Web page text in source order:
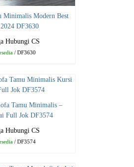
Minimalis Modern Best
DF3630
Hubungi CS
/ DF3630
Tamu Minimalis –
Full Jok DF3574
Hubungi CS
/ DF3574